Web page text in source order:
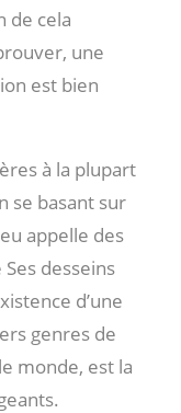
de cela
une
est bien
à la plupart
se basant sur
appelle des
desseins
d’une
genres de
monde, est la